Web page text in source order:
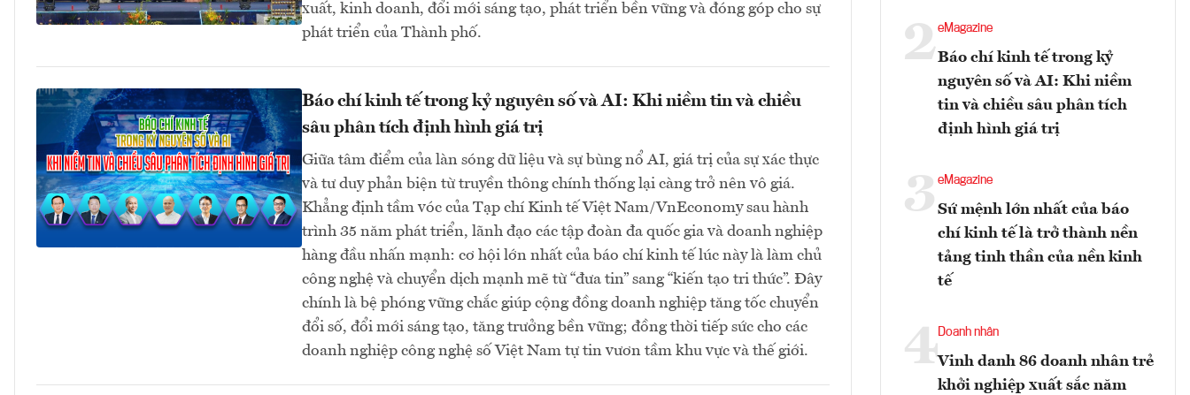
xuất, kinh doanh, đổi mới sáng tạo, phát triển bền vững và đóng góp cho sự
phát triển của Thành phố.
Báo chí kinh tế trong kỷ nguyên số và AI: Khi niềm tin và chiều
sâu phân tích định hình giá trị
Giữa tâm điểm của làn sóng dữ liệu và sự bùng nổ AI, giá trị của sự xác thực
và tư duy phản biện từ truyền thông chính thống lại càng trở nên vô giá.
Khẳng định tầm vóc của Tạp chí Kinh tế Việt Nam/VnEconomy sau hành
trình 35 năm phát triển, lãnh đạo các tập đoàn đa quốc gia và doanh nghiệp
hàng đầu nhấn mạnh: cơ hội lớn nhất của báo chí kinh tế lúc này là làm chủ
công nghệ và chuyển dịch mạnh mẽ từ “đưa tin” sang “kiến tạo tri thức”. Đây
chính là bệ phóng vững chắc giúp cộng đồng doanh nghiệp tăng tốc chuyển
đổi số, đổi mới sáng tạo, tăng trưởng bền vững; đồng thời tiếp sức cho các
doanh nghiệp công nghệ số Việt Nam tự tin vươn tầm khu vực và thế giới.
2eMagazine
Báo chí kinh tế trong kỷ
nguyên số và AI: Khi niềm
tin và chiều sâu phân tích
định hình giá trị
3 eMagazine
Sứ mệnh lớn nhất của báo
chí kinh tế là trở thành nền
tảng tinh thần của nền kinh
tế
4Doanh nhân
Vinh danh 86 doanh nhân trẻ
khởi nghiệp xuất sắc năm